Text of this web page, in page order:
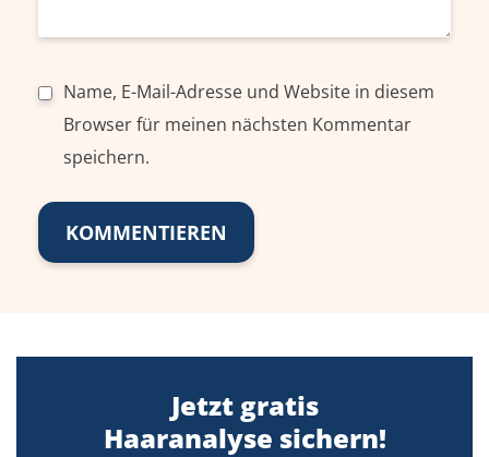
Name, E-Mail-Adresse und Website in diesem
Browser für meinen nächsten Kommentar
speichern.
Jetzt gratis
Haaranalyse sichern!